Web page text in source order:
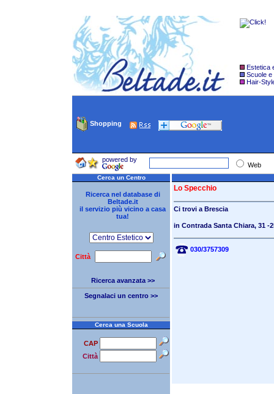
Estetica
Scuole e
Hair-
Shopping
powered by
Web
Cerca un Centro
Ricerca nel database di
Beltade.it
il servizio più vicino a casa
tua!
Città
Ricerca avanzata >>
Segnalaci un centro >>
Cerca una Scuola
CAP
Città
Lo Specchio
Ci trovi a Brescia
in Contrada Santa Chiara, 31-
030/3757309